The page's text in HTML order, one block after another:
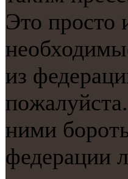
Это прοсто
из
ними
федерации